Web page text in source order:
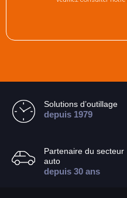
Solutions d’outillage
depuis 1979
Partenaire du secteur
auto
depuis 30 ans